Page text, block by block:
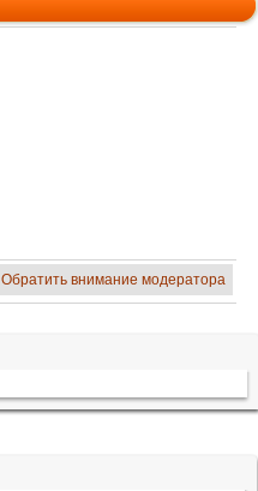
Обратить внимание модератора